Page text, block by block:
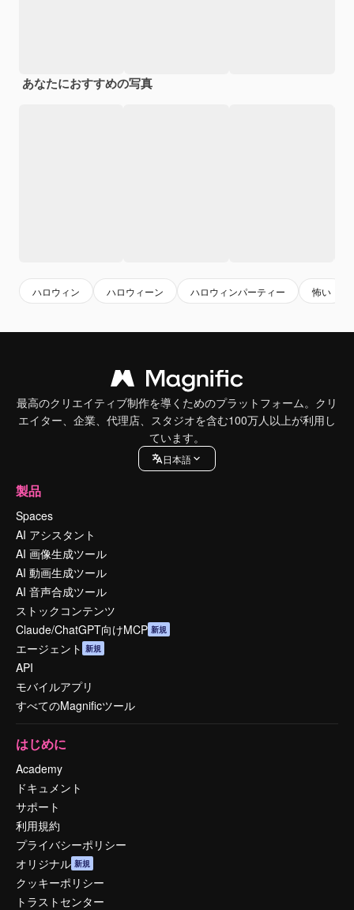
あなたにおすすめの写真
ハロウィン ハロウィーン ハロウィンパーティー 怖い
最高のクリエイティブ制作を導くためのプラットフォーム。クリ
エイター、企業、代理店、スタジオを含む100万人以上が利用し
ています。
日本語
製品
Spaces
AI アシスタント
AI 画像生成ツール
AI 動画生成ツール
AI 音声合成ツール
ストックコンテンツ
Claude/ChatGPT向けMCP 新規
エージェント 新規
API
モバイルアプリ
すべてのMagnificツール
はじめに
Academy
ドキュメント
サポート
利用規約
プライバシーポリシー
オリジナル 新規
クッキーポリシー
トラストセンター